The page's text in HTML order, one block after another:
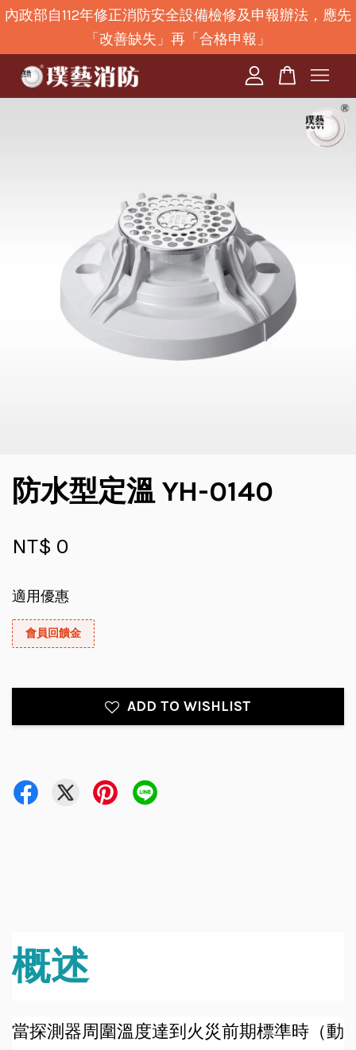
內政部自112年修正消防安全設備檢修及申報辦法，應先
「改善缺失」再「合格申報」
防水型定溫 YH-0140
NT$ 0
適用優惠
會員回饋金
ADD TO WISHLIST
概述
當探測器周圍溫度達到火災前期標準時（動
您的購物車目前還是空的。